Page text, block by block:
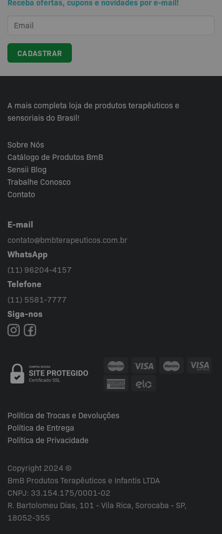
variantes.
ser
escolhidas
na
página
A mais completa loja de produtos terapêuticos e
sensoriais do Brasil!
Sobre Nós
Catálogo de Produtos BmB
Sensii Blog
Trabalhe Conosco
Contato
E-mail
contato@bmbterapeuticos.com.br
WhatsApp
(11) 96204-4157
Telefone
(11) 5581-7777
Siga-nos
Política de Trocas e Devoluções
Política de Entrega
Política de Privacidade
Copyright 2024 ©
BmB Produtos Terapêuticos e Infantis LTDA
CNPJ: 33.154.175/0001-02
R. Bartolomeu Dias, 101 - Vila Rica, Sorocaba - SP,
18052-355